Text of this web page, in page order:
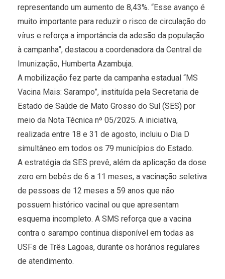
representando um aumento de 8,43%. “Esse avanço é
muito importante para reduzir o risco de circulação do
vírus e reforça a importância da adesão da população
à campanha”, destacou a coordenadora da Central de
Imunização, Humberta Azambuja.
A mobilização fez parte da campanha estadual “MS
Vacina Mais: Sarampo”, instituída pela Secretaria de
Estado de Saúde de Mato Grosso do Sul (SES) por
meio da Nota Técnica nº 05/2025. A iniciativa,
realizada entre 18 e 31 de agosto, incluiu o Dia D
simultâneo em todos os 79 municípios do Estado.
A estratégia da SES prevê, além da aplicação da dose
zero em bebês de 6 a 11 meses, a vacinação seletiva
de pessoas de 12 meses a 59 anos que não
possuem histórico vacinal ou que apresentam
esquema incompleto. A SMS reforça que a vacina
contra o sarampo continua disponível em todas as
USFs de Três Lagoas, durante os horários regulares
de atendimento.